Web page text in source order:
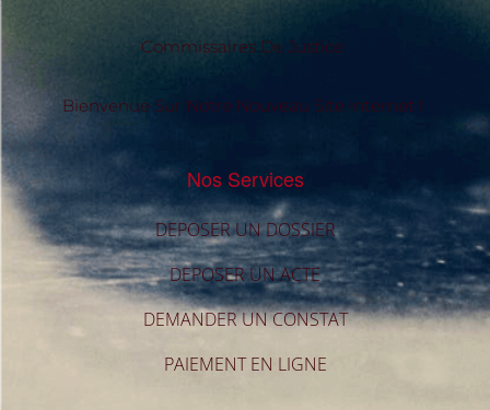
Commissaires De Justice
Bienvenue Sur Notre Nouveau Site Internet !
Nos Services
DEPOSER UN DOSSIER
DEPOSER UN ACTE
DEMANDER UN CONSTAT
PAIEMENT EN LIGNE